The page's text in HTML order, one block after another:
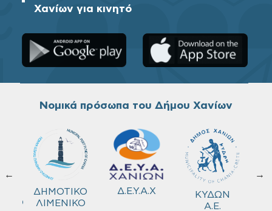
Χανίων για κινητό
Νομικά πρόσωπα του Δήμου Χανίων
←
ΔΗΜΟΤΙΚΟ
ΛΙΜΕΝΙΚΟ
Δ.Ε.Υ.Α.Χ
ΚΥΔΩΝ
Α.Ε.
→